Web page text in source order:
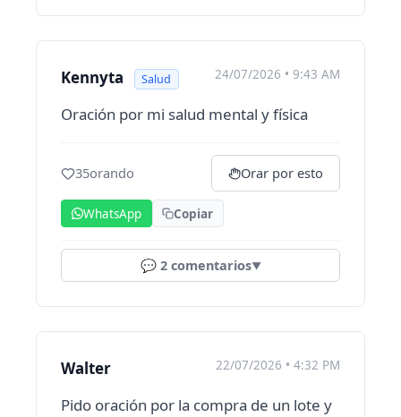
Kennyta Salud 24/07/2026 • 9:43 AM
Oración por mi salud mental y física
35orando Orar por esto
WhatsApp Copiar
💬 2comentarios▼
Walter 22/07/2026 • 4:32 PM
Pido oración por la compra de un lote y